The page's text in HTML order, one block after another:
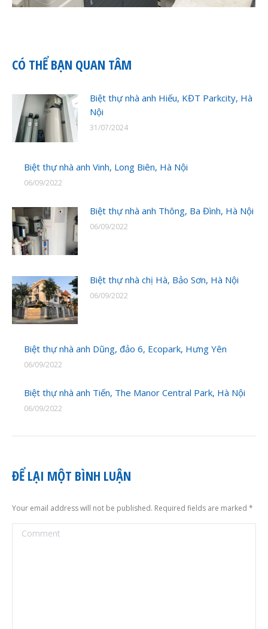
CÓ THỂ BẠN QUAN TÂM
Biệt thự nhà anh Hiếu, KĐT Parkcity, Hà
Nội
31/07/2024
Biệt thự nhà anh Vinh, Long Biên, Hà Nội
06/09/2022
Biệt thự nhà anh Thông, Ba Đình, Hà Nội
06/09/2022
Biệt thự nhà chị Hà, Bảo Sơn, Hà Nội
06/09/2022
Biệt thự nhà anh Dũng, đảo 6, Ecopark, Hưng Yên
06/09/2022
Biệt thự nhà anh Tiến, The Manor Central Park, Hà Nội
06/09/2022
ĐỂ LẠI MỘT BÌNH LUẬN
Your email address will not be published. Required fields are marked *
Comment